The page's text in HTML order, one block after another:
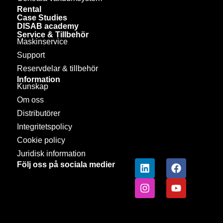
Rental
Case Studies
DISAB academy
Service & Tillbehör
Maskinservice
Support
Reservdelar & tillbehör
Information
Kunskap
Om oss
Distributörer
Integritetspolicy
Cookie policy
Juridisk information
Följ oss på sociala medier